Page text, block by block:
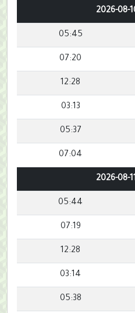
05:45
07:20
12:28
03:13
05:37
07:04
05:44
07:19
12:28
03:14
05:38